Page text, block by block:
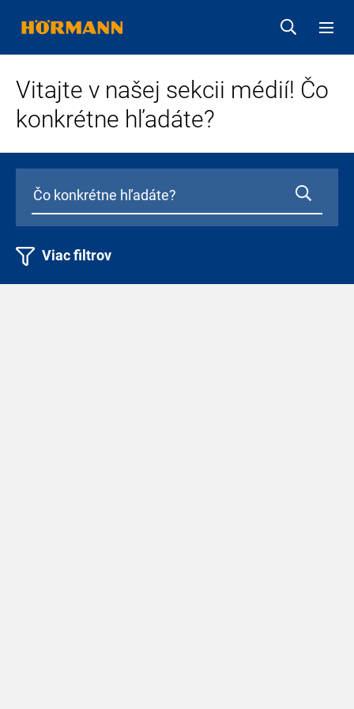
Vitajte v našej sekcii médií! Čo
konkrétne hľadáte?
Viac filtrov